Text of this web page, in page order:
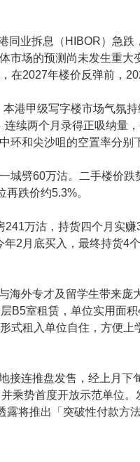
同业拆息（HIBOR）急
市场的预测尚未发生重
在2027年楼价反弹前，
港甲级写字楼市场气氛
续两个月录得正吸纳量
环和尖沙咀的空置率分别
城劈60万沽。二手楼价
跌价约5.3%。
241万沽，持货四个月实
2月底买入，最终持货4
海外专才及留学生带来
B5室租赁，单位实用面
式租入单位自住，方便
接连推盘发售，经上月
乘势首度开放示范单位
将推出「突破性付款方法